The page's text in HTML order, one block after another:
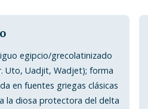
egipcio/grecolatinizado
Uto, Uadjit, Wadjet); forma
en fuentes griegas clásicas
la diosa protectora del delta